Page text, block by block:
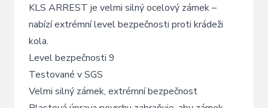
KLS ARREST je velmi silný ocelový zámek –
nabízí extrémní level bezpečnosti proti krádeži
kola.
Level bezpečnosti 9
Testované v SGS
Velmi silný zámek, extrémní bezpečnost